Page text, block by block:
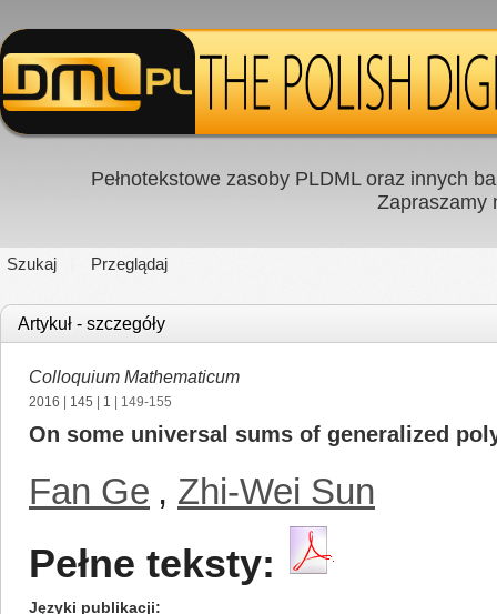
Pełnotekstowe zasoby PLDML oraz innych
Zapraszamy
Szukaj Przeglądaj
Artykuł - szczegóły
Colloquium Mathematicum
2016 145 1 | 149-155
On some universal sums of generalized
Fan Ge , Zhi-Wei Sun
Pełne teksty:
Języki publikacji